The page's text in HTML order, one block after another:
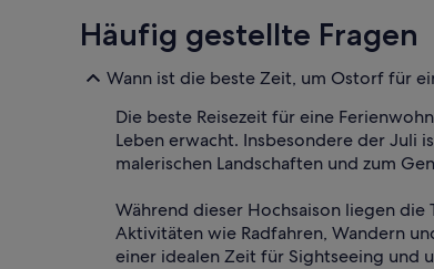
Häufig gestellte Fragen
Wann ist die beste Zeit, um Ostorf für
Die beste Reisezeit für eine
Leben erwacht. Insbesondere der Juli
malerischen Landschaften und zum
Während dieser Hochsaison liegen
Aktivitäten wie Radfahren, Wandern
einer idealen Zeit für Sightseeing und